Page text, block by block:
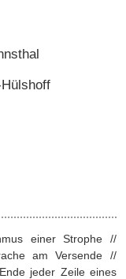
einer Strophe //
am Versende //
jeder Zeile eines